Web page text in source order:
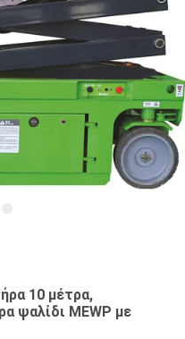
10 μέτρα,
ψαλίδι MEWP με